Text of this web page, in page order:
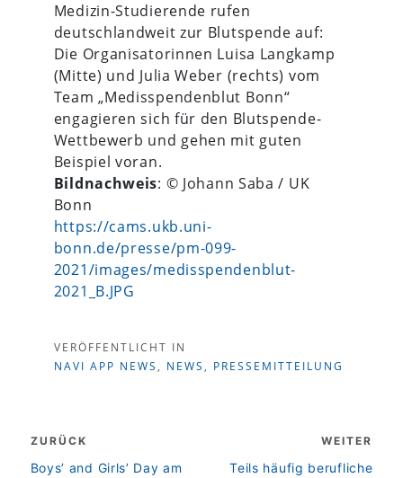
Medizin-Studierende rufen
deutschlandweit zur Blutspende auf:
Die Organisatorinnen Luisa Langkamp
(Mitte) und Julia Weber (rechts) vom
Team „Medisspendenblut Bonn“
engagieren sich für den Blutspende-
Wettbewerb und gehen mit guten
Beispiel voran.
Bildnachweis: © Johann Saba / UK
Bonn
https://cams.ukb.uni-
bonn.de/presse/pm-099-
2021/images/medisspendenblut-
2021_B.JPG
VERÖFFENTLICHT IN
NAVI APP NEWS, NEWS, PRESSEMITTEILUNG
ZURÜCK
zurück
Boys’ and Girls’ Day am
WEITER
weiter
Teils häufig berufliche